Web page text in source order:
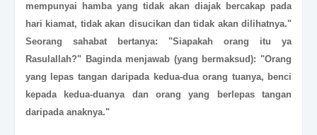
mempunyai hamba yang tidak akan diajak bercakap pada
hari kiamat, tidak akan disucikan dan tidak akan dilihatnya."
Seorang sahabat bertanya: "Siapakah orang itu ya
Rasulallah?" Baginda menjawab (yang bermaksud): "Orang
yang lepas tangan daripada kedua-dua orang tuanya, benci
kepada kedua-duanya dan orang yang berlepas tangan
daripada anaknya."